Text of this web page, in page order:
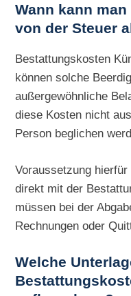
Wann kann
von der Steuer
Bestattungskosten
können solche
außergewöhnliche
diese Kosten nicht
Person beglichen
Voraussetzung
direkt mit der
müssen bei der
Rechnungen oder
Welche